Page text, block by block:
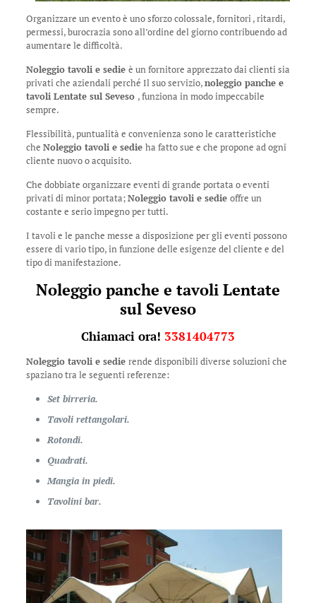
Organizzare un evento è uno sforzo colossale, fornitori , ritardi,
permessi, burocrazia sono all’ordine del giorno contribuendo ad
aumentare le difficoltà.
Noleggio tavoli e sedie è un fornitore apprezzato dai clienti sia
privati che aziendali perché Il suo servizio,noleggio panche e
tavoli Lentate sul Seveso , funziona in modo impeccabile
sempre.
Flessibilità, puntualità e convenienza sono le caratteristiche
che Noleggio tavoli e sedie ha fatto sue e che propone ad ogni
cliente nuovo o acquisito.
Che dobbiate organizzare eventi di grande portata o eventi
privati di minor portata;Noleggio tavoli e sedie offre un
costante e serio impegno per tutti.
I tavoli e le panche messe a disposizione per gli eventi possono
essere di vario tipo, in funzione delle esigenze del cliente e del
tipo di manifestazione.
Noleggio panche e tavoli Lentate
sul Seveso
Chiamaci ora! 3381404773
Noleggio tavoli e sedie rende disponibili diverse soluzioni che
spaziano tra le seguenti referenze:
Set birreria.
Tavoli rettangolari.
Rotondi.
Quadrati.
Mangia in piedi.
Tavolini bar.